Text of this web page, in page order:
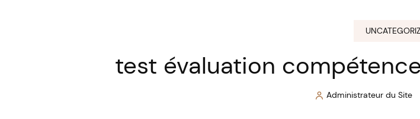
test évaluation
PostedAdministrateur du Site